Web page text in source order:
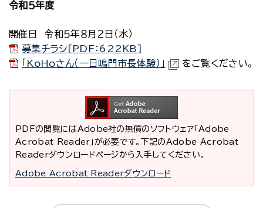
令和５年度
開催日 令和５年８月２日（水）
募集チラシ[PDF：622KB]
「KoHoさん（一日鳴門市長体験）」
をご覧ください。
PDFの閲覧にはAdobe社の無償のソフトウェア「Adobe
Acrobat Reader」が必要です。下記のAdobe Acrobat
Readerダウンロードページから入手してください。
Adobe Acrobat Readerダウンロード